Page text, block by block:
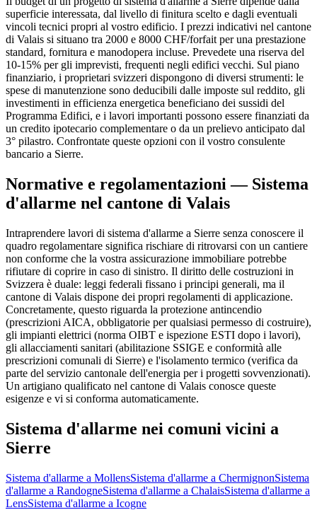
superficie interessata, dal livello di finitura scelto e dagli eventuali
vincoli tecnici propri al vostro edificio. I prezzi indicativi nel cantone
di Valais si situano tra 2000 e 8000 CHF/forfait per una prestazione
standard, fornitura e manodopera incluse. Prevedete una riserva del
10-15% per gli imprevisti, frequenti negli edifici vecchi. Sul piano
finanziario, i proprietari svizzeri dispongono di diversi strumenti: le
spese di manutenzione sono deducibili dalle imposte sul reddito, gli
investimenti in efficienza energetica beneficiano dei sussidi del
Programma Edifici, e i lavori importanti possono essere finanziati da
un credito ipotecario complementare o da un prelievo anticipato dal
3° pilastro. Confrontate queste opzioni con il vostro consulente
bancario a Sierre.
Normative e regolamentazioni — Sistema
d'allarme nel cantone di Valais
Intraprendere lavori di sistema d'allarme a Sierre senza conoscere il
quadro regolamentare significa rischiare di ritrovarsi con un cantiere
non conforme che la vostra assicurazione immobiliare potrebbe
rifiutare di coprire in caso di sinistro. Il diritto delle costruzioni in
Svizzera è duale: leggi federali fissano i principi generali, ma il
cantone di Valais dispone dei propri regolamenti di applicazione.
Concretamente, questo riguarda la protezione antincendio
(prescrizioni AICA, obbligatorie per qualsiasi permesso di costruire),
gli impianti elettrici (norma OIBT e ispezione ESTI dopo i lavori),
gli allacciamenti sanitari (abilitazione SSIGE e conformità alle
prescrizioni comunali di Sierre) e l'isolamento termico (verifica da
parte del servizio cantonale dell'energia per i progetti sovvenzionati).
Un artigiano qualificato nel cantone di Valais conosce queste
esigenze e vi si conforma automaticamente.
Sistema d'allarme nei comuni vicini a
Sierre
Sistema d'allarme a MollensSistema d'allarme a ChermignonSistema
d'allarme a RandogneSistema d'allarme a ChalaisSistema d'allarme a
LensSistema d'allarme a Icogne